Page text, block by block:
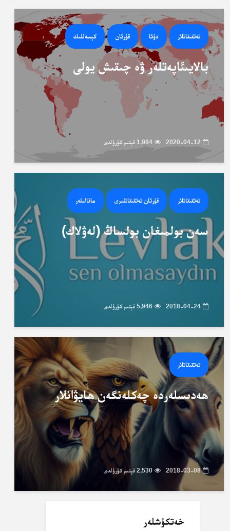
تەتقىقاتلار دۇئا قۇرئان كېسەللىك
بالايىئاپەتلەر ۋە چىقىش يولى
2020-04-12 1,984 قېتىم كۆرۈلدى
تەتقىقاتلار قۇرئان تەتقىقاتلىرى ماقالىلەر
سەن بولمىغان بولساڭ (لەۋلاك)
2018-04-24 5,946 قېتىم كۆرۈلدى
تەتقىقاتلار
ھەدىسلەردە چەكلەنگەن ھايۋانلار
2018-03-08 2,530 قېتىم كۆرۈلدى
خەتكۈشلەر